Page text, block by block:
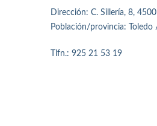
Dirección: C. Sillería, 8,
Población/provincia: Toledo
Tlfn.: 925 21 53 19